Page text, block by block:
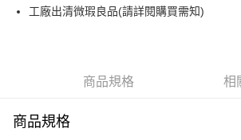
街口支付
工廠出清微瑕良品(請詳閱購買需知)
商品規格 相
商品規格